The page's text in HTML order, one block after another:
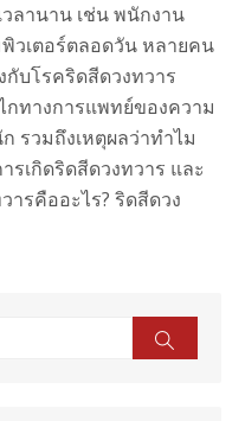
ลานาน เช่น พนักงาน
เตอร์ตลอดวัน หลายคน
กับโรคริดสีดวงทวาร
กทางการแพทย์ของความ
รวมถึงเหตุผลว่าทำไม
รเกิดริดสีดวงทวาร และ
ารคืออะไร? ริดสีดวง